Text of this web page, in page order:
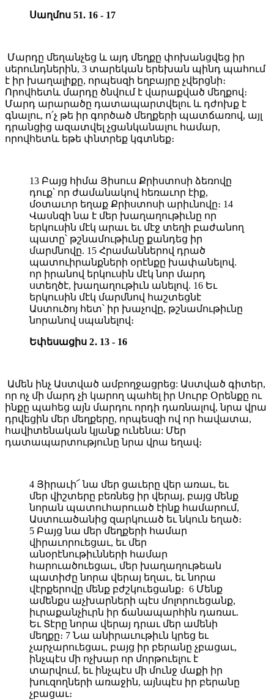
Սաղմոս 51. 16 - 17
Մարդը մեղանչեց և այդ մեղքը փոխանցվեց իր
սերունդներին, 3 տարեկան երեխան պինդ պահում
է իր խաղալիքը, որպեսզի եղբայրը չվերցնի։
Որովհետև մարդը ծնվում է վարաքված մեղքով։
Մարդ արարածը դատապարտվելու և դժոխք է
գնալու, ո՛չ թե իր գործած մեղքերի պատճառով, այլ
դրանցից ազատվել չցանկանալու համար,
որովհետև եթե փնտրեք կգտնեք։
13 Բայց հիմա Յիսուս Քրիստոսի ձեռովը
դուք՝ որ ժամանակով հեռաւոր էիք,
մօտաւոր եղաք Քրիստոսի արիւնովը։ 14
Վասնզի նա է մեր խաղաղութիւնը որ
երկուսին մէկ արաւ եւ մէջ տեղի բաժանող
պատը՝ թշնամութիւնը քանդեց իր
մարմնովը. 15 Հրամաններով դրած
պատուիրանքների օրէնքը խափանելով.
որ իրանով երկուսին մէկ նոր մարդ
ստեղծէ, խաղաղութիւն անելով. 16 Եւ
երկուսին մէկ մարմնով հաշտեցնէ
Աստուծոյ հետ՝ իր խաչովը, թշնամութիւնը
նորանով սպանելով։
Եփեսացիս 2․ 13 - 16
Ամեն ինչ Աստված ամբողջացրեց: Աստված գիտեր,
որ ոչ մի մարդ չի կարող պահել իր Սուրբ Օրենքը ու
ինքը պահեց այն մարդու որդի դառնալով, նրա վրա
դրվեցին մեր մեղքերը, որպեսզի ով որ հավատա,
հավիտենական կյանք ունենա: Մեր
դատապարտությունը նրա վրա եղավ։
4 Յիրաւի՜ նա մեր ցաւերը վեր առաւ, եւ
մեր վիշտերը բեռնեց իր վերայ, բայց մենք
նորան պատուհարուած էինք համարում,
Աստուածանից զարկուած եւ նկուն եղած։
5 Բայց նա մեր մեղքերի համար
վիրաւորուեցաւ, եւ մեր
անօրէնութիւնների համար
հարուածուեցաւ, մեր խաղաղութեան
պատիժը նորա վերայ եղաւ, եւ նորա
վէրքերովը մենք բժշկուեցանք։ 6 Մենք
ամենքս աչխարների պէս մոլորուեցանք,
իւրաքանչիւրն իր ճանապարհին դառաւ.
Եւ Տէրը նորա վերայ դրաւ մեր ամենի
մեղքը։ 7 Նա անիրաւութիւն կրեց եւ
չարչարուեցաւ, բայց իր բերանը չբացաւ,
ինչպէս մի ոչխար որ մորթուելու է
տարվում, եւ ինչպէս մի մունջ մաքի իր
խուզողների առաջին, այնպէս իր բերանը
չբացաւ։